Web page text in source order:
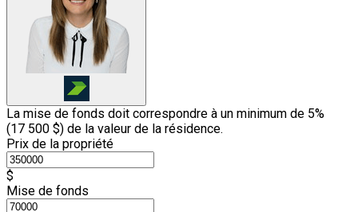
La mise de fonds doit correspondre à un minimum de 5%
(17 500 $) de la valeur de la résidence.
Prix de la propriété
$
Mise de fonds